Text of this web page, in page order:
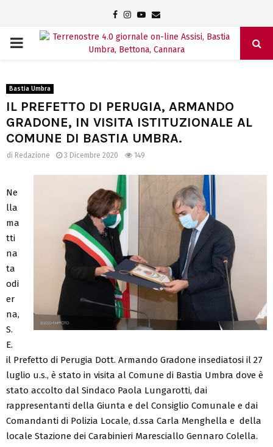
Facebook
Instagram
Youtube
Email
PRIMARY
Bastia Umbra
IL PREFETTO DI PERUGIA, ARMANDO
GRADONE, IN VISITA ISTITUZIONALE AL
COMUNE DI BASTIA UMBRA.
di Redazione 3 Dicembre 2020 149
Ne
lla
ma
tti
na
ta
odi
er
na,
S.
E.
il Prefetto di Perugia Dott. Armando Gradone insediatosi il 27
luglio u.s., è stato in visita al Comune di Bastia Umbra dove è
stato accolto dal Sindaco Paola Lungarotti, dai
rappresentanti della Giunta e del Consiglio Comunale e dai
Comandanti di Polizia Locale, d.ssa Carla Menghella e della
locale Stazione dei Carabinieri Maresciallo Gennaro Colella.